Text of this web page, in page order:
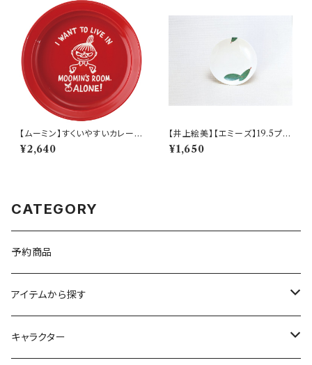
【ムーミン】すくいやすいカレー皿
（リトルミィ）【MM9000】MM
9002-320
¥2,640
【井上絵美】【エミーズ】19.5プレ
ート【ベイリーフ】AM20-1-T2
2
¥1,650
CATEGORY
予約商品
アイテムから探す
九谷焼
キャラクター